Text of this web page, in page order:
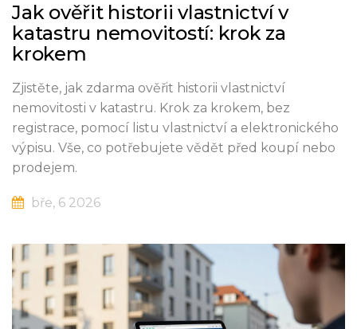
Jak ověřit historii vlastnictví v
katastru nemovitostí: krok za
krokem
Zjistěte, jak zdarma ověřit historii vlastnictví
nemovitosti v katastru. Krok za krokem, bez
registrace, pomocí listu vlastnictví a elektronického
výpisu. Vše, co potřebujete vědět před koupí nebo
prodejem.
bře, 6 2026